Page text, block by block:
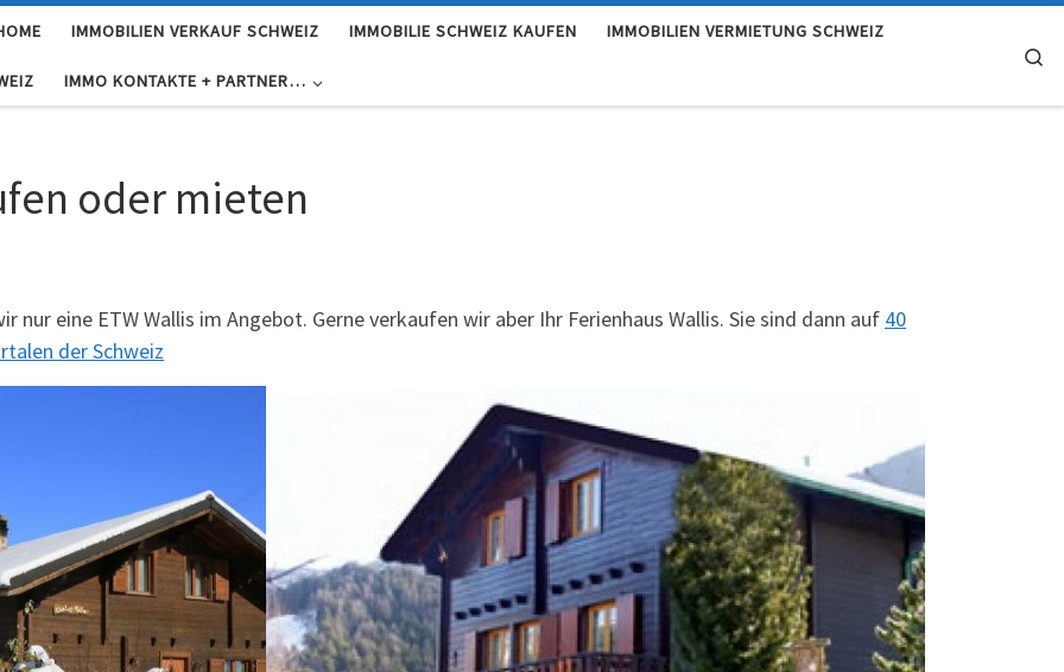
IMMOBILIEN VERKAUF SCHWEIZ IMMOBILIE SCHWEIZ KAUFEN IMMOBILIEN VERMIETUNG SCHWEIZ
IMMO KONTAKTE + PARTNER…
oder mieten
nur eine ETW Wallis im Angebot. Gerne verkaufen wir aber Ihr Ferienhaus Wallis. Sie sind dann auf 40
der Schweiz